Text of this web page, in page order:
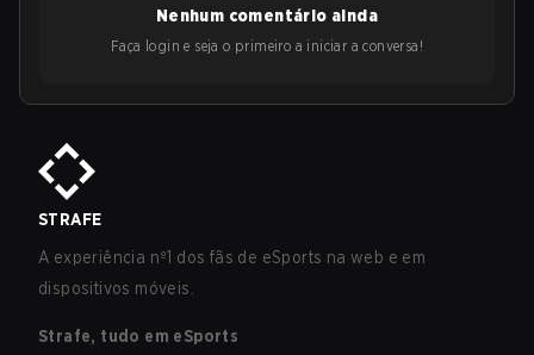
Nenhum comentário ainda
Faça login e seja o primeiro a iniciar a conversa!
STRAFE
A experiência nº1 dos fãs de eSports na web e em
dispositivos móveis.
Strafe, tudo em eSports